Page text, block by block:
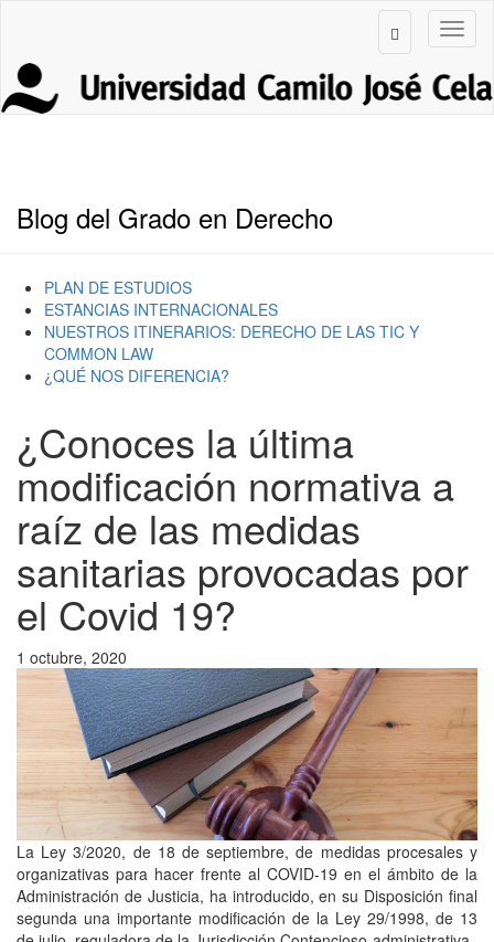
Blog del Grado en Derecho
PLAN DE ESTUDIOS
ESTANCIAS INTERNACIONALES
NUESTROS ITINERARIOS: DERECHO DE LAS TIC Y
COMMON LAW
¿QUÉ NOS DIFERENCIA?
¿Conoces la última
modificación normativa a
raíz de las medidas
sanitarias provocadas por
el Covid 19?
1 octubre, 2020
La Ley 3/2020, de 18 de septiembre, de medidas procesales y
organizativas para hacer frente al COVID-19 en el ámbito de la
Administración de Justicia, ha introducido, en su Disposición final
segunda una importante modificación de la Ley 29/1998, de 13